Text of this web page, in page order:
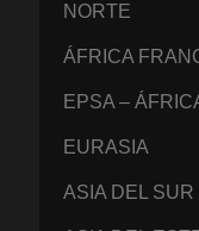
NORTE
ÁFRICA
EPSA –
EURASIA
ASIA DEL SUR